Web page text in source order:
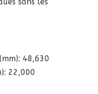
48,630
22,000